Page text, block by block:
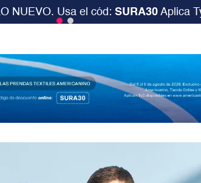
NUEVO. Usa el cód: SURA30 Aplica